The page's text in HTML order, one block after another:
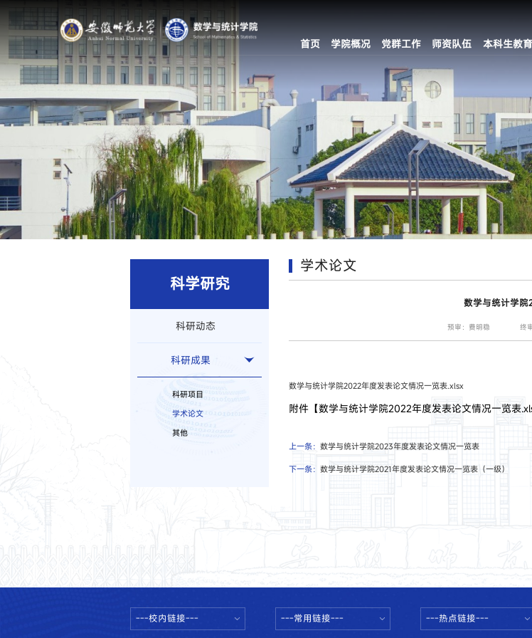
首页 学院概况 党群工作 师资队伍 本科生教育
科学研究
科研动态
科研成果
科研项目
学术论文
其他
学术论文
数学与统计学院
预审：费明稳 终
数学与统计学院2022年度发表论文情况一览表.xlsx
附件【数学与统计学院2022年度发表论文情况一览表
上一条：数学与统计学院2023年度发表论文情况一览表
下一条：数学与统计学院2021年度发表论文情况一览表（一级）
---校内链接--- ---常用链接--- ---热点链接---